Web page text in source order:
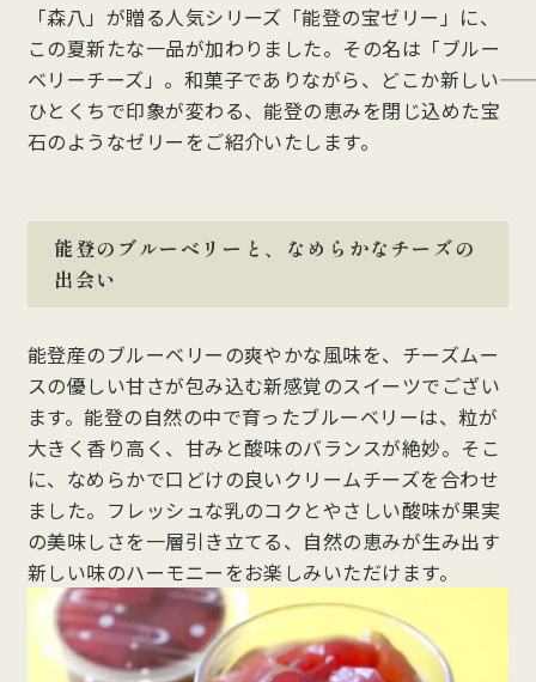
「森八」が贈る人気シリーズ「能登の宝ゼリー」に、
この夏新たな一品が加わりました。その名は「ブルー
ベリーチーズ」。和菓子でありながら、どこか新しい――
ひとくちで印象が変わる、能登の恵みを閉じ込めた宝
石のようなゼリーをご紹介いたします。
能登のブルーベリーと、なめらかなチーズの
出会い
能登産のブルーベリーの爽やかな風味を、チーズムー
スの優しい甘さが包み込む新感覚のスイーツでござい
ます。能登の自然の中で育ったブルーベリーは、粒が
大きく香り高く、甘みと酸味のバランスが絶妙。そこ
に、なめらかで口どけの良いクリームチーズを合わせ
ました。フレッシュな乳のコクとやさしい酸味が果実
の美味しさを一層引き立てる、自然の恵みが生み出す
新しい味のハーモニーをお楽しみいただけます。